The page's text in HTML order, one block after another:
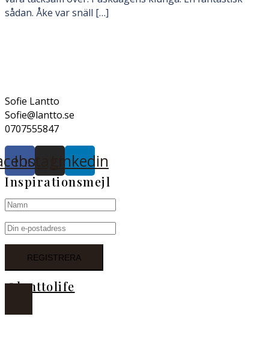
sådan. Åke var snäll […]
Sofie Lantto
Sofie@lantto.se
0707555847
InstagramLinkedin
Inspirationsmejl
@lanttolife